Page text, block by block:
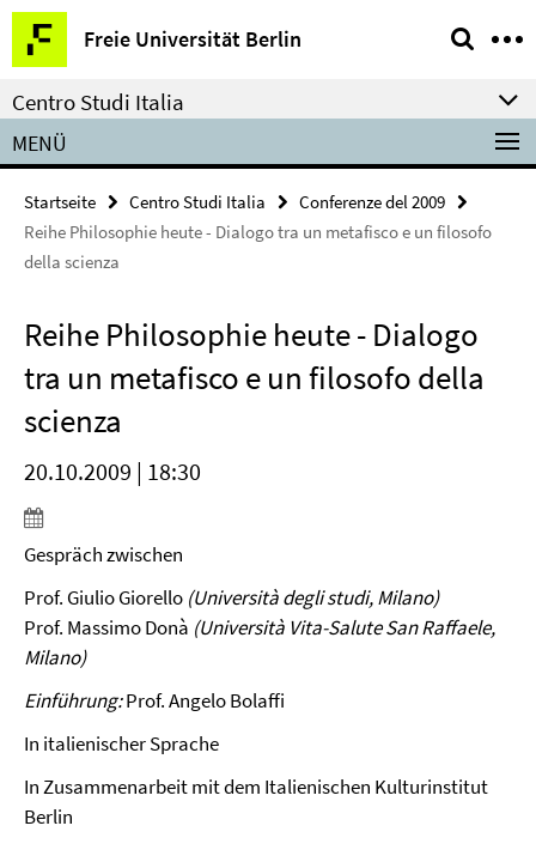
Springe
direkt
zu
Inhalt
Freie Universität Berlin
Service-
Navigation
Centro Studi Italia
MENÜ
Startseite Centro Studi Italia
Conferenze del 2009
Reihe Philosophie heute - Dialogo tra un metafisco e un filosofo
della scienza
Reihe Philosophie heute - Dialogo
tra un metafisco e un filosofo della
scienza
20.10.2009 | 18:30
Gespräch zwischen
Prof. Giulio Giorello (Università degli studi, Milano)
Prof. Massimo Donà (Università Vita-Salute San Raffaele,
Milano)
Einführung:Prof. Angelo Bolaffi
In italienischer Sprache
In Zusammenarbeit mit dem Italienischen Kulturinstitut
Berlin